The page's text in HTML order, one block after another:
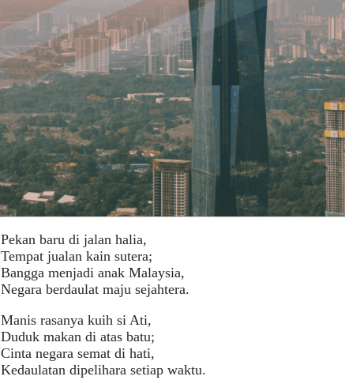
Pekan baru di jalan halia,
Tempat jualan kain sutera;
Bangga menjadi anak Malaysia,
Negara berdaulat maju sejahtera.
Manis rasanya kuih si Ati,
Duduk makan di atas batu;
Cinta negara semat di hati,
Kedaulatan dipelihara setiap waktu.